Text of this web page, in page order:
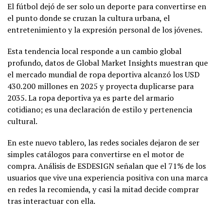
El fútbol dejó de ser solo un deporte para convertirse en
el punto donde se cruzan la cultura urbana, el
entretenimiento y la expresión personal de los jóvenes.
Esta tendencia local responde a un cambio global
profundo, datos de Global Market Insights muestran que
el mercado mundial de ropa deportiva alcanzó los USD
430.200 millones en 2025 y proyecta duplicarse para
2035. La ropa deportiva ya es parte del armario
cotidiano; es una declaración de estilo y pertenencia
cultural.
En este nuevo tablero, las redes sociales dejaron de ser
simples catálogos para convertirse en el motor de
compra. Análisis de ESDESIGN señalan que el 71% de los
usuarios que vive una experiencia positiva con una marca
en redes la recomienda, y casi la mitad decide comprar
tras interactuar con ella.